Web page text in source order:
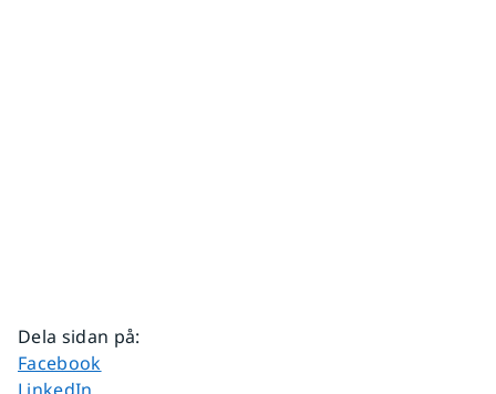
Dela sidan på:
Dela sidan på
Facebook
Dela sidan på